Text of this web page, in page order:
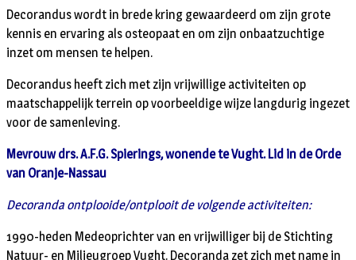
Decorandus wordt in brede kring gewaardeerd om zijn grote
kennis en ervaring als osteopaat en om zijn onbaatzuchtige
inzet om mensen te helpen.
Decorandus heeft zich met zijn vrijwillige activiteiten op
maatschappelijk terrein op voorbeeldige wijze langdurig ingezet
voor de samenleving.
Mevrouw drs. A.F.G. Spierings, wonende te Vught. Lid in de Orde
van Oranje-Nassau
Decoranda ontplooide/ontplooit de volgende activiteiten:
1990-heden Medeoprichter van en vrijwilliger bij de Stichting
Natuur- en Milieugroep Vught. Decoranda zet zich met name in